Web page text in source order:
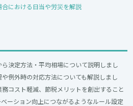
における日当や労災を解説
決定方法・平均相場について説明しまし
例外時の対応方法についても解説しまし
コスト軽減、節税メリットを創出すること
ーション向上につながるようなルール設定